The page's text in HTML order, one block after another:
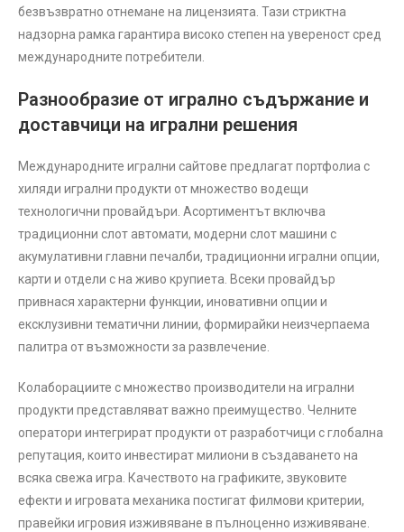
безвъзвратно отнемане на лицензията. Тази стриктна
надзорна рамка гарантира високо степен на увереност сред
международните потребители.
Разнообразие от игрално съдържание и
доставчици на игрални решения
Международните игрални сайтове предлагат портфолиа с
хиляди игрални продукти от множество водещи
технологични провайдъри. Асортиментът включва
традиционни слот автомати, модерни слот машини с
акумулативни главни печалби, традиционни игрални опции,
карти и отдели с на живо крупиета. Всеки провайдър
привнася характерни функции, иновативни опции и
ексклузивни тематични линии, формирайки неизчерпаема
палитра от възможности за развлечение.
Колаборациите с множество производители на игрални
продукти представляват важно преимущество. Челните
оператори интегрират продукти от разработчици с глобална
репутация, които инвестират милиони в създаването на
всяка свежа игра. Качеството на графиките, звуковите
ефекти и игровата механика постигат филмови критерии,
правейки игровия изживяване в пълноценно изживяване.